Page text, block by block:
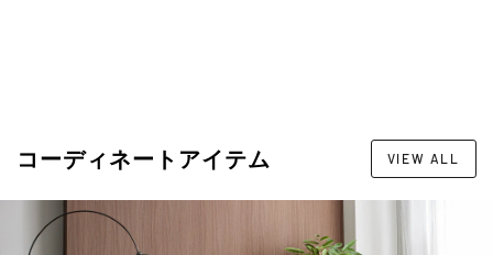
コーディネートアイテム VIEW ALL